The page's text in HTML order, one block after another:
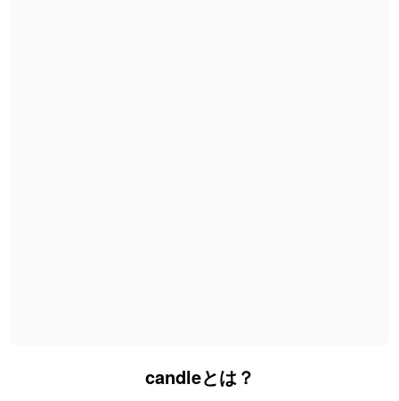
candleとは？